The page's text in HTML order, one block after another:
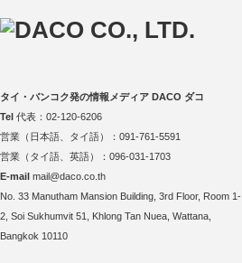
タイ・バンコク発の情報メディア DACO ダコ
Tel 代表：02-120-6206
営業（日本語、タイ語）：091-761-5591
営業（タイ語、英語）：096-031-1703
E-mail mail@daco.co.th
No. 33 Manutham Mansion Building, 3rd Floor, Room 1-
2, Soi Sukhumvit 51, Khlong Tan Nuea, Wattana,
Bangkok 10110